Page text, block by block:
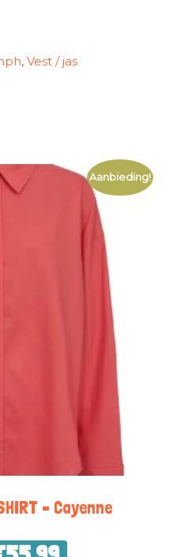
, Vest / jas
Aanbieding!
– Cayenne